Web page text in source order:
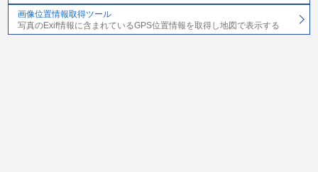
画像位置情報取得ツール
写真のExif情報に含まれているGPS位置情報を取得し地図で表示する